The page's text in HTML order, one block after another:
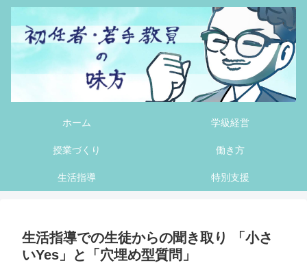
ホーム 学級経営
授業づくり 働き方
生活指導 特別支援
生活指導での生徒からの聞き取り 「小さ
いYes」と「穴埋め型質問」